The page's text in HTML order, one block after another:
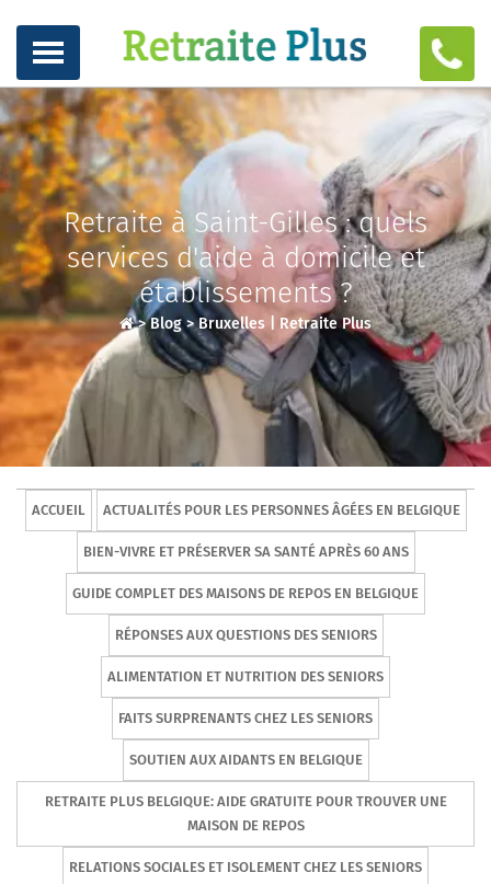
Retraite à Saint-Gilles : quels
services d'aide à domicile et
établissements ?
>Blog>Bruxelles | Retraite Plus
ACCUEIL ACTUALITÉS POUR LES PERSONNES ÂGÉES EN BELGIQUE
BIEN-VIVRE ET PRÉSERVER SA SANTÉ APRÈS 60 ANS
GUIDE COMPLET DES MAISONS DE REPOS EN BELGIQUE
RÉPONSES AUX QUESTIONS DES SENIORS
ALIMENTATION ET NUTRITION DES SENIORS
FAITS SURPRENANTS CHEZ LES SENIORS
SOUTIEN AUX AIDANTS EN BELGIQUE
RETRAITE PLUS BELGIQUE: AIDE GRATUITE POUR TROUVER UNE
MAISON DE REPOS
RELATIONS SOCIALES ET ISOLEMENT CHEZ LES SENIORS